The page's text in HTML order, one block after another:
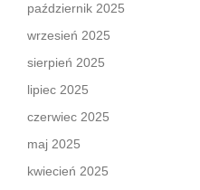
październik 2025
wrzesień 2025
sierpień 2025
lipiec 2025
czerwiec 2025
maj 2025
kwiecień 2025